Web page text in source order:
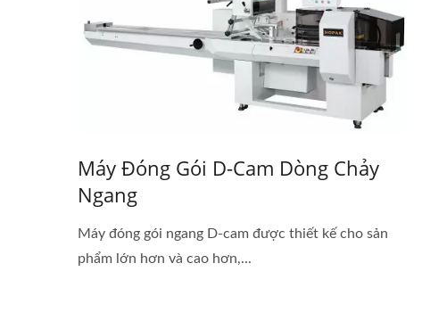
Máy Đóng Gói D-Cam Dòng Chảy
Ngang
Máy đóng gói ngang D-cam được thiết kế cho sản
phẩm lớn hơn và cao hơn,...